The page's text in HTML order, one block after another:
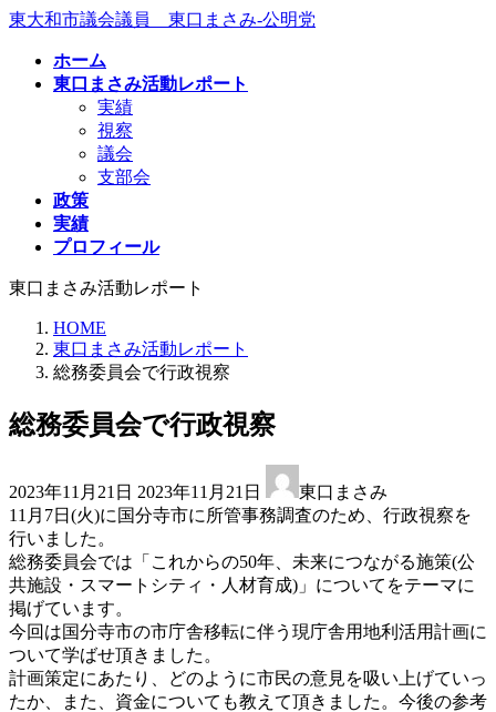
コ
ナ
東大和市議会議員 東口まさみ-公明党
ホーム
東口まさみ活動レポート
実績
視察
議会
支部会
政策
実績
プロフィール
東口まさみ活動レポート
HOME
東口まさみ活動レポート
総務委員会で行政視察
総務委員会で行政視察
2023年11月21日 終
更
日
時
2023年11月21日
東口まさみ
11月7日(火)に国分寺市に所管事務調査のため、行政視察を
行いました。
総務委員会では「これからの50年、未来につながる施策(公
共施設・スマートシティ・人材育成)」についてをテーマに
掲げています。
今回は国分寺市の市庁舎移転に伴う現庁舎用地利活用計画に
ついて学ばせ頂きました。
計画策定にあたり、どのように市民の意見を吸い上げていっ
たか、また、資金についても教えて頂きました。今後の参考